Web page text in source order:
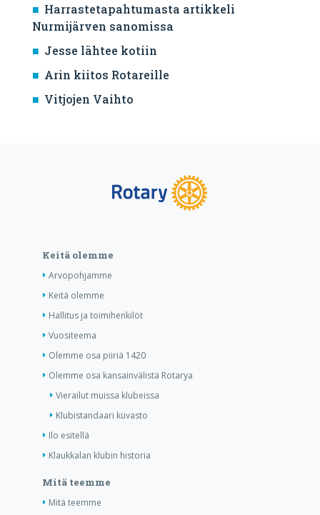
Harrastetapahtumasta artikkeli
Nurmijärven sanomissa
Jesse lähtee kotiin
Arin kiitos Rotareille
Vitjojen Vaihto
Keitä olemme
Arvopohjamme
Keitä olemme
Hallitus ja toimihenkilöt
Vuositeema
Olemme osa piiriä 1420
Olemme osa kansainvälistä Rotarya
Vierailut muissa klubeissa
Klubistandaari kuvasto
Ilo esitellä
Klaukkalan klubin historia
Mitä teemme
Mitä teemme